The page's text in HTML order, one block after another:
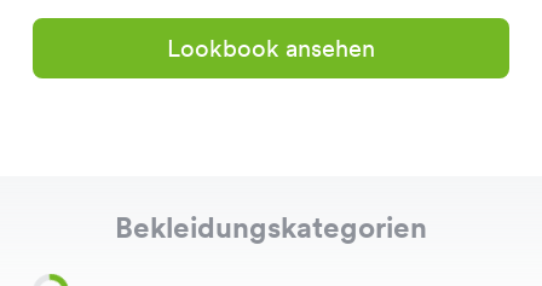
Lookbook ansehen
Bekleidungskategorien